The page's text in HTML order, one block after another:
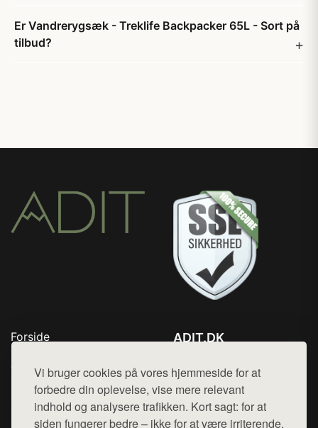
Vi bruger cookies på vores hjemmeside for at
forbedre din oplevelse, vise mere relevant
indhold og analysere trafikken. Kort sagt: for at
siden fungerer bedre – ikke for at være irriterende.
Er Vandrerygsæk - Treklife Backpacker 65L - Sort på
tilbud?
Forside
Top Rabatter
Blog
Kontakt
ADIT.DK
Mail: hej@want.dk
Cookie- og privatlivspolitik